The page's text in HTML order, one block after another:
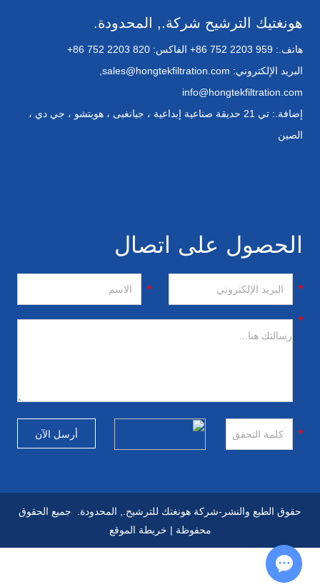
هونغتيك الترشيح شركة., المحدودة.
هاتف.: +86 752 2203 959 الفاكس: +86 752 2203 820
البريد الإلكتروني: sales@hongtekfiltration.com
info@hongtekfiltration.com
إضافة.: تي 21 حديقة صناعية إبداعية ، جيانغبى ، هويتشو ، جي دي ،
الصين
الحصول على اتصال
حقوق الطبع والنشر-شركة هونغتك للترشيح., المحدودة. جميع الحقوق
محفوظة | خريطة الموقع